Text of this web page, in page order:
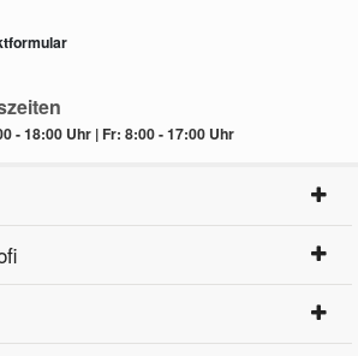
- 18:00 Uhr | Fr: 8:00 - 17:00 Uhr